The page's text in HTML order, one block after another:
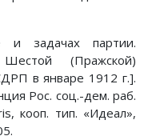
задачах партии.
(Пражской)
в январе 1912 г.].
Рос. соц.-дем. раб.
кооп. тип. «Идеал»,